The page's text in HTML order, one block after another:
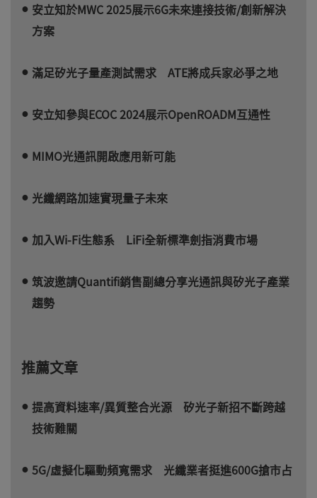
安立知於MWC 2025展示6G未來連接技術/創新解決
方案
滿足矽光子量產測試需求 ATE將成兵家必爭之地
安立知參與ECOC 2024展示OpenROADM互通性
MIMO光通訊開啟應用新可能
光纖網路加速實現量子未來
加入Wi-Fi生態系 LiFi全新標準劍指消費市場
筑波邀請Quantifi銷售副總分享光通訊與矽光子產業
趨勢
推薦文章
提高資料速率/異質整合光源 矽光子新招不斷跨越
技術難關
5G/虛擬化驅動頻寬需求 光纖業者挺進600G搶市占